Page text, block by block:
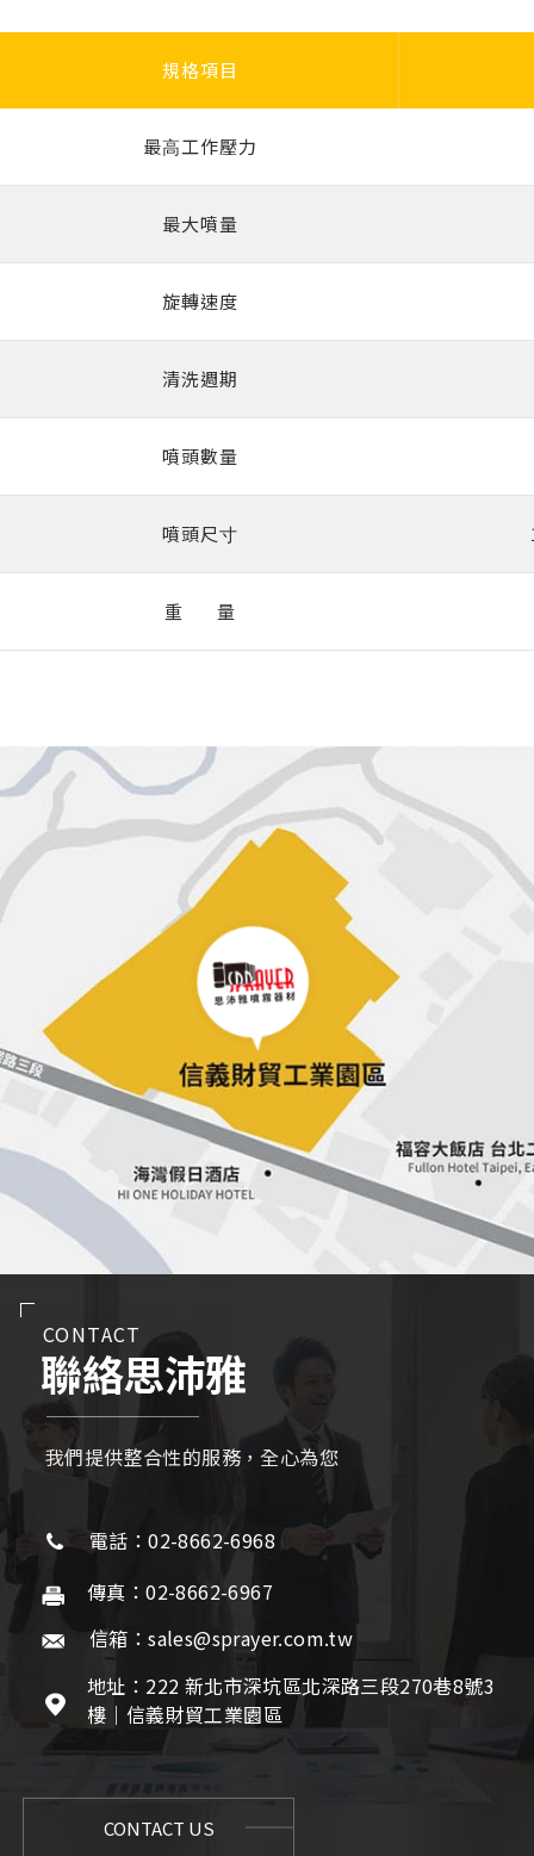
規格項目
最⾼⼯作壓⼒
最⼤噴量
旋轉速度
清洗週期
噴頭數量
噴頭尺⼨
重 量
CONTACT
聯絡思沛雅
我們提供整合性的服務，全心為您
電話：02-8662-6968
傳真：02-8662-6967
信箱：sales@sprayer.com.tw
地址：222 新北市深坑區北深路三段270巷8號3
樓｜信義財貿工業園區
CONTACT US